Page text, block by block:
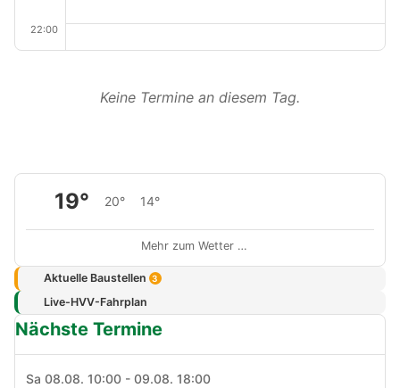
22:00
Keine Termine an diesem Tag.
19° 20° 14°
Mehr zum Wetter …
Aktuelle Baustellen 3
Live-HVV-Fahrplan
Nächste Termine
Sa 08.08. 10:00 - 09.08. 18:00